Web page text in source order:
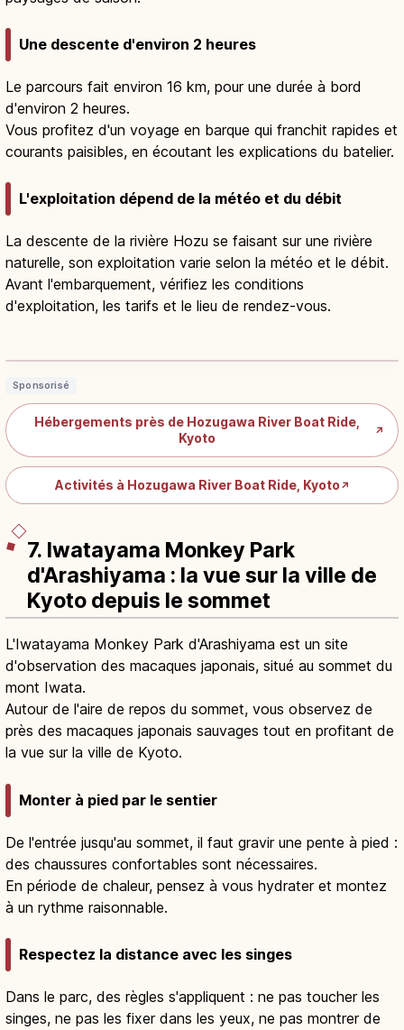
Une descente d'environ 2 heures
Le parcours fait environ 16 km, pour une durée à bord
d'environ 2 heures.
Vous profitez d'un voyage en barque qui franchit rapides et
courants paisibles, en écoutant les explications du batelier.
L'exploitation dépend de la météo et du débit
La descente de la rivière Hozu se faisant sur une rivière
naturelle, son exploitation varie selon la météo et le débit.
Avant l'embarquement, vérifiez les conditions
d'exploitation, les tarifs et le lieu de rendez-vous.
Descente du Hozugawa : Kameoka–
Sponsorisé
Hébergements près de Hozugawa River Boat Ride,
Kyoto
↗
Activités à Hozugawa River Boat Ride, Kyoto ↗
7. Iwatayama Monkey Park
d'Arashiyama : la vue sur la ville de
Kyoto depuis le sommet
L'Iwatayama Monkey Park d'Arashiyama est un site
d'observation des macaques japonais, situé au sommet du
mont Iwata.
Autour de l'aire de repos du sommet, vous observez de
près des macaques japonais sauvages tout en profitant de
la vue sur la ville de Kyoto.
Monter à pied par le sentier
De l'entrée jusqu'au sommet, il faut gravir une pente à pied :
des chaussures confortables sont nécessaires.
En période de chaleur, pensez à vous hydrater et montez
à un rythme raisonnable.
Respectez la distance avec les singes
Dans le parc, des règles s'appliquent : ne pas toucher les
singes, ne pas les fixer dans les yeux, ne pas montrer de